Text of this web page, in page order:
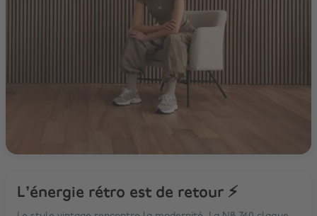
L’énergie rétro est de retour ⚡